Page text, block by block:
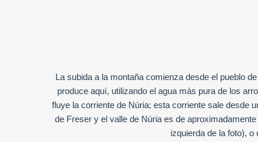
La subida a la montaña comienza desde el pueblo de
produce aquí, utilizando el agua más pura de los
fluye la corriente de Núria; esta corriente sale desde
de Freser y el valle de Núria es de
izquierda de la foto), o